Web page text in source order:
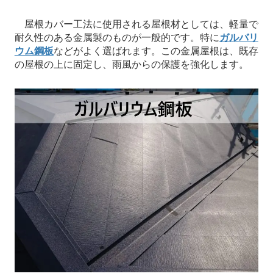
屋根カバー工法に使用される屋根材としては、軽量で
耐久性のある金属製のものが一般的です。特にガルバリ
ウム鋼板などがよく選ばれます。この金属屋根は、既存
の屋根の上に固定し、雨風からの保護を強化します。